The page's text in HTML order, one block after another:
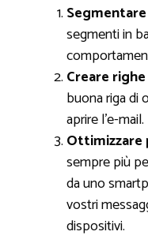
segmenti in
Creare
buona riga di
aprire l’e-mail.
Ottimizzare
sempre più
da uno
vostri
dispositivi.